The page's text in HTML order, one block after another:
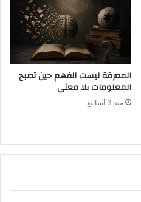
المعرفة ليست الفهم حين تصبح
المعلومات بلا معنى
منذ 3 أسابيع